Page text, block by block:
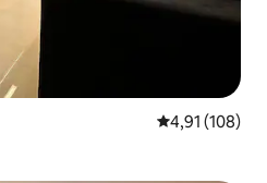
Средна
4,91 (108)